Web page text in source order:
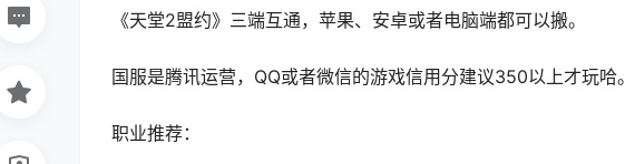
《天堂2盟约》三端互通，苹果、安卓或者电脑端都可以搬。
国服是腾讯运营，QQ或者微信的游戏信用分建议350以上才玩哈。
职业推荐：